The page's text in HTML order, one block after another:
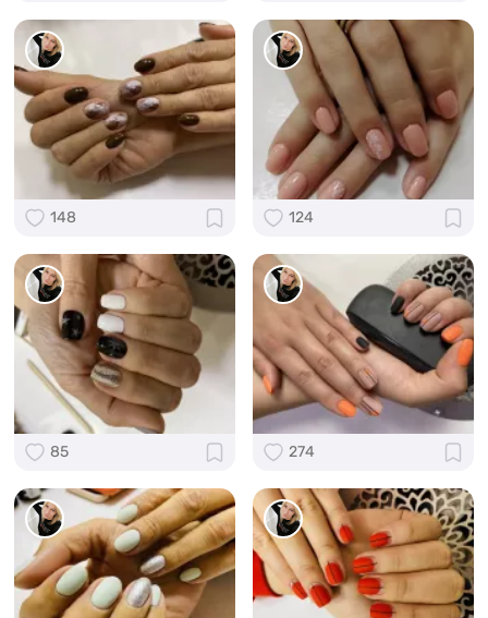
148 124
85 274